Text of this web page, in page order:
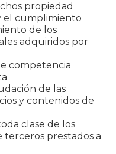
propiedad
el cumplimiento
de los
adquiridos por
competencia
de las
y contenidos de
clase de los
terceros prestados a